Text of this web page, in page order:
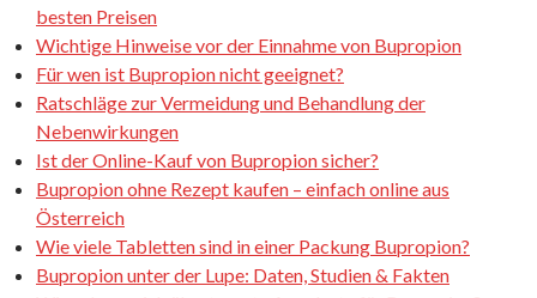
besten Preisen
Wichtige Hinweise vor der Einnahme von Bupropion
Für wen ist Bupropion nicht geeignet?
Ratschläge zur Vermeidung und Behandlung der
Nebenwirkungen
Ist der Online-Kauf von Bupropion sicher?
Bupropion ohne Rezept kaufen – einfach online aus
Österreich
Wie viele Tabletten sind in einer Packung Bupropion?
Bupropion unter der Lupe: Daten, Studien & Fakten